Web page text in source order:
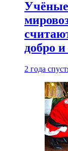
Учёные
добро
2 года